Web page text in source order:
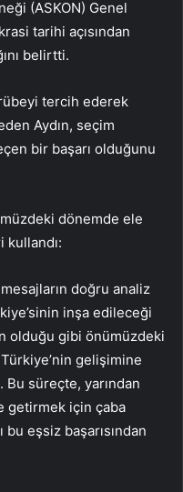
(ASKON) Genel
tarihi açısından
belirtti.
tercih ederek
Aydın, seçim
bir başarı olduğunu
dönemde ele
kullandı:
doğru analiz
inşa edileceği
olduğu gibi önümüzdeki
gelişimine
Bu süreçte, yarından
getirmek için çaba
bu eşsiz başarısından